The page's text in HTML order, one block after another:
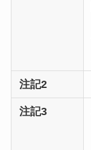
注記2
注記3